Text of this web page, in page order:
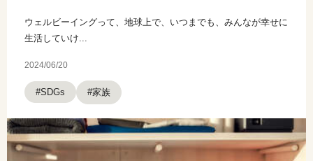
ウェルビーイングって、地球上で、いつまでも、みんなが幸せに
生活していけ...
2024/06/20
#SDGs #家族